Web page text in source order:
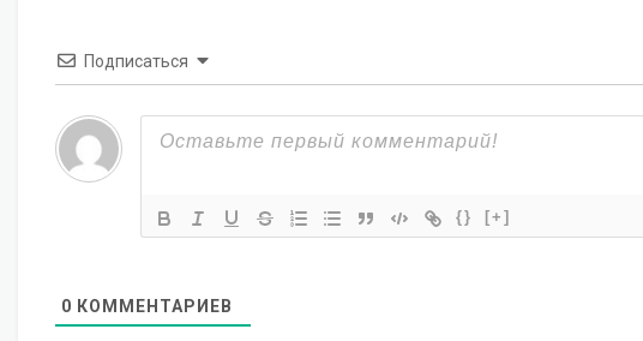
Подписаться
{} [+]
0 КОММЕНТАРИЕВ